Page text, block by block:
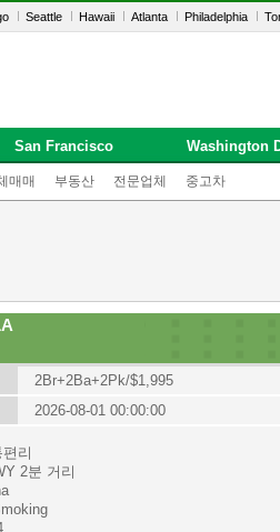
Seattle Hawaii Atlanta Philadelphia
매매 부동산 전문업체 중고차
San Francisco Washington
2Br+2Ba+2Pk/$1,995
2026-08-01 00:00:00
리
2분 거리